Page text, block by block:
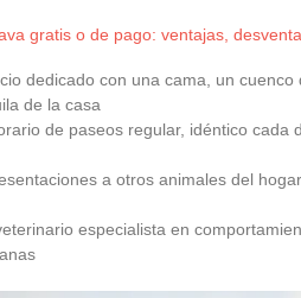
gratis o de pago: ventajas,
dedicado con una cama, un
de la casa
de paseos regular, idéntico
a otros animales del
especialista en